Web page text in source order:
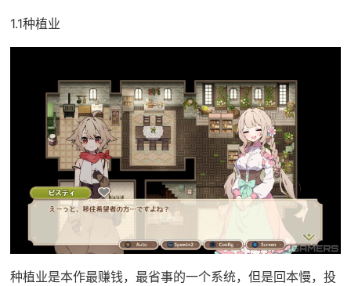
1.1种植业
种植业是本作最赚钱，最省事的一个系统，但是回本慢，投